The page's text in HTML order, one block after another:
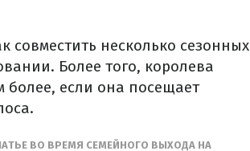
несколько сезонных
Более того, королева
если она посещает
ВО ВРЕМЯ СЕМЕЙНОГО ВЫХОДА НА